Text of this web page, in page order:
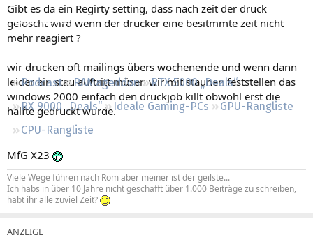
Leserartikel
Regeln
Podcast RAMageddon
RTX 5000 „Deals“
RX 9000 „Deals“
Ideale Gaming-PCs
GPU-Rangliste
CPU-Rangliste
Gibt es da ein Regirty setting, dass nach zeit der druck
gelöscht wird wenn der drucker eine besitmmte zeit nicht
mehr reagiert ?
wir drucken oft mailings übers wochenende und wenn dann
leider ein stau auftritt müsen wir mit staunen feststellen das
windows 2000 einfach den druckjob killt obwohl erst die
hälfte gedruckt wurde.
MfG X23
Viele Wege führen nach Rom aber meiner ist der geilste...
Ich habs in über 10 Jahre nicht geschafft über 1.000 Beiträge zu schreiben,
habt ihr alle zuviel Zeit?